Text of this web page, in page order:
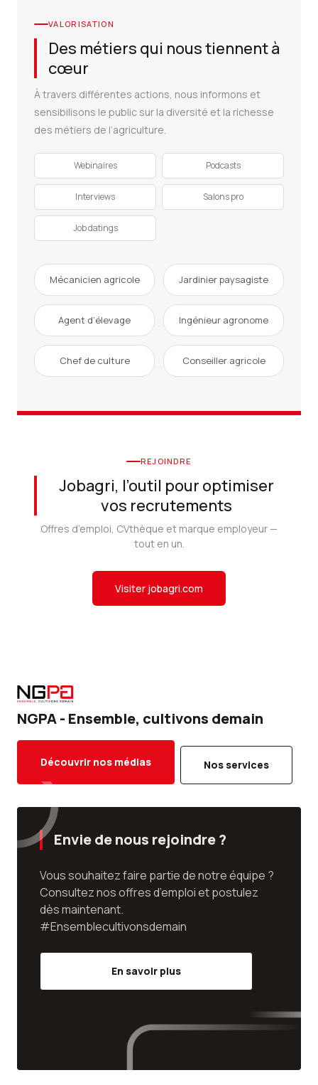
VALORISATION
Des métiers qui nous tiennent à
cœur
À travers différentes actions, nous informons et
sensibilisons le public sur la diversité et la richesse
des métiers de l’agriculture.
Webinaires Podcasts
Interviews Salons pro
Job datings
Mécanicien agricole Jardinier paysagiste
Agent d’élevage Ingénieur agronome
Chef de culture Conseiller agricole
REJOINDRE
Jobagri, l’outil pour optimiser
vos recrutements
Offres d’emploi, CVthèque et marque employeur —
tout en un.
Visiter jobagri.com
NGPA - Ensemble, cultivons demain
Découvrir nos médias Nos services
Envie de nous rejoindre ?
Vous souhaitez faire partie de notre équipe ?
Consultez nos offres d’emploi et postulez
dès maintenant.
#Ensemblecultivonsdemain
En savoir plus